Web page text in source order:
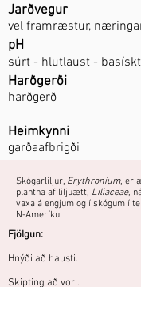
Jarðvegur
vel framræstur,
pH
súrt - hlutlaust - basískt
Harðgerði
harðgerð
Heimkynni
garðaafbrigði
Skógarliljur, Erythronium, er
plantna af liljuætt, Liliaceae,
vaxa á engjum og í skógum í
N-Ameríku.
Fjölgun:
Hnýði að hausti.
Skipting að vori.